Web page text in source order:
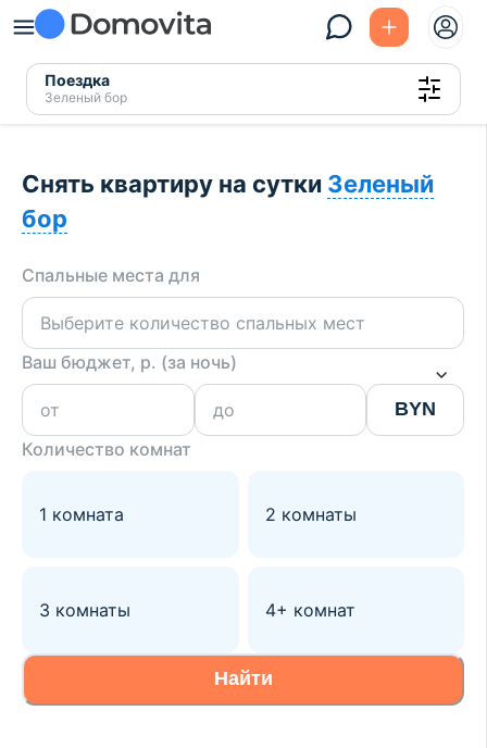
Поездка
Зеленый бор
Снять квартиру на сутки Зеленый
бор
Спальные места для
Ваш бюджет, р. (за ночь)
BYN
Количество комнат
1 комната 2 комнаты
3 комнаты 4+ комнат
Найти